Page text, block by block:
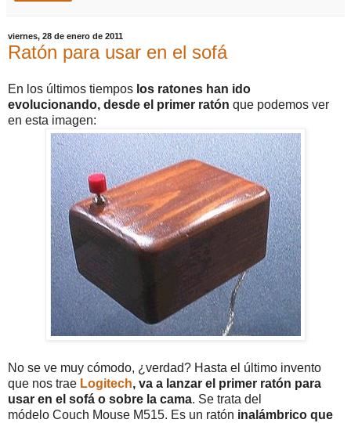
viernes, 28 de enero de 2011
Ratón para usar en el sofá
En los últimos tiempos los ratones han ido
evolucionando, desde el primer ratón que podemos ver
en esta imagen:
No se ve muy cómodo, ¿verdad? Hasta el último invento
que nos trae Logitech, va a lanzar el primer ratón para
usar en el sofá o sobre la cama. Se trata del
módelo Couch Mouse M515. Es un ratón inalámbrico que